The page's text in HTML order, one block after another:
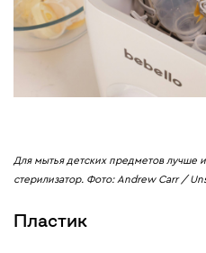
Для мытья детских предметов лучше
стерилизатор. Фото: Andrew Carr /
Пластик